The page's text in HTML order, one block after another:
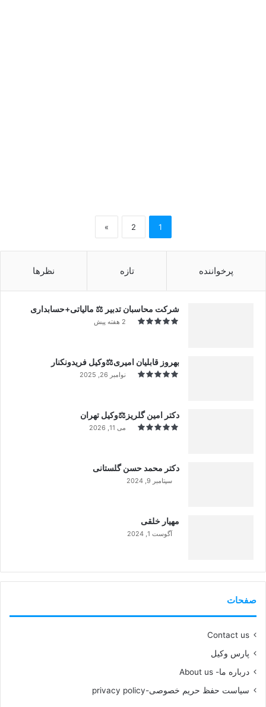
1
2
»
پرخواننده تازه نظرها
شرکت محاسبان تدبیر ⚖️ مالیاتی+حسابداری
2 هفته پیش
بهروز قابلیان امیری⚖️وکیل فریدونکنار
نوامبر 26, 2025
دکتر امین گلریز⚖️وکیل تهران
می 11, 2026
دکتر محمد حسن گلستانی
سپتامبر 9, 2024
مهیار خلقی
آگوست 1, 2024
صفحات
Contact us
پارس وکیل
درباره ما- About us
سیاست حفظ حریم خصوصی-privacy policy